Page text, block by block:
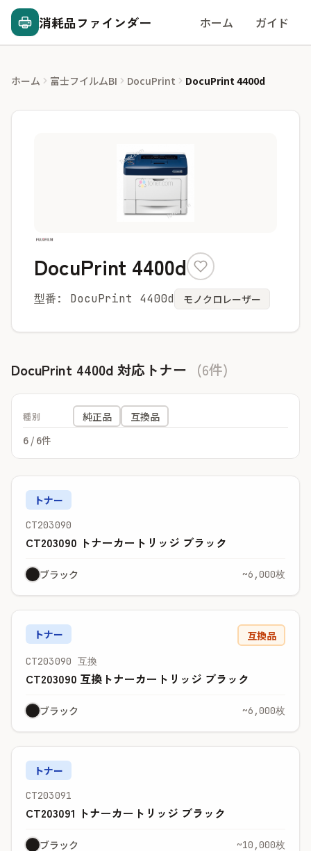
消耗品ファインダー ホーム ガイド
ホーム 富士フイルムBI DocuPrint DocuPrint 4400d
DocuPrint 4400d
型番: DocuPrint 4400d モノクロレーザー
DocuPrint 4400d 対応トナー (6件)
種別 純正品
互換品
6 / 6件
トナー
CT203090
CT203090 トナーカートリッジ ブラック
ブラック ~6,000枚
トナー 互換品
CT203090 互換
CT203090 互換トナーカートリッジ ブラック
ブラック ~6,000枚
トナー
CT203091
CT203091 トナーカートリッジ ブラック
ブラック ~10,000枚